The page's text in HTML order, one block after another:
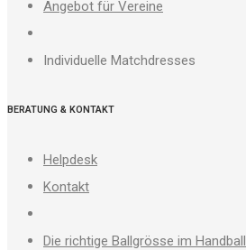
Angebot für Vereine
Individuelle Matchdresses
BERATUNG & KONTAKT
Helpdesk
Kontakt
Die richtige Ballgrösse im Handball